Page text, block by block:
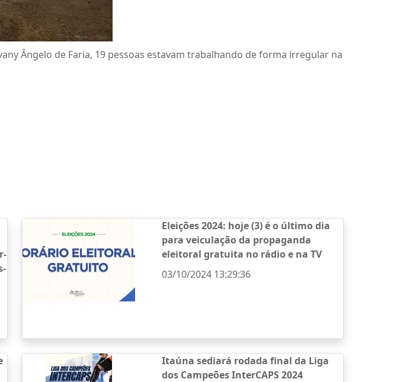
Ângelo de Faria, 19 pessoas estavam trabalhando de forma irregular na
Eleições 2024: hoje (3) é o último dia
para veiculação da propaganda
eleitoral gratuita no rádio e na TV
03/10/2024 13:29:36
Itaúna sediará rodada final da Liga
dos Campeões InterCAPS 2024